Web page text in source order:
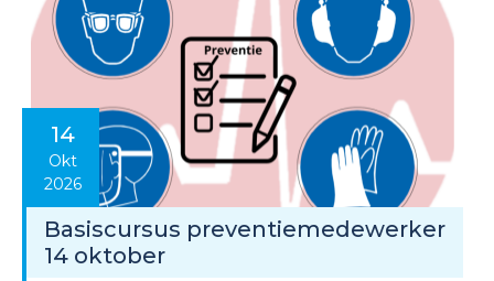
14
Okt
2026
Basiscursus preventiemedewerker
14 oktober